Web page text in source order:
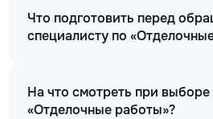
Что подготовить перед
специалисту по
На что смотреть при выборе
«Отделочные работы»?